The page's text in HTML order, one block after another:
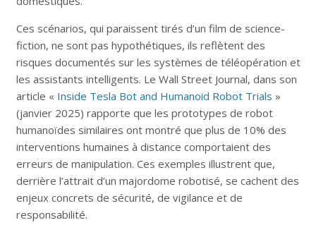
Ces scénarios, qui paraissent tirés d’un film de science-
fiction, ne sont pas hypothétiques, ils reflètent des
risques documentés sur les systèmes de téléopération et
les assistants intelligents. Le Wall Street Journal, dans son
article « Inside Tesla Bot and Humanoid Robot Trials »
(janvier 2025) rapporte que les prototypes de robot
humanoïdes similaires ont montré que plus de 10% des
interventions humaines à distance comportaient des
erreurs de manipulation. Ces exemples illustrent que,
derrière l’attrait d’un majordome robotisé, se cachent des
enjeux concrets de sécurité, de vigilance et de
responsabilité.